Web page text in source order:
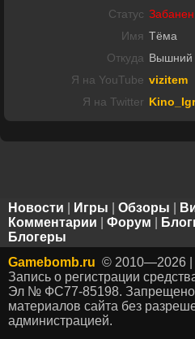
Статус Забанен
Имя Тёма
Откуда Вышний
Я на YouTube vizitem
Я на Twitter
Новости Игры Обзоры
Комментарии
Форум
Блогеры
Gamebomb.ru © 2010—2026 |
Запись о регистрации
Эл № ФС77-85198. Запрещено
материалов сайта без
администрацией.